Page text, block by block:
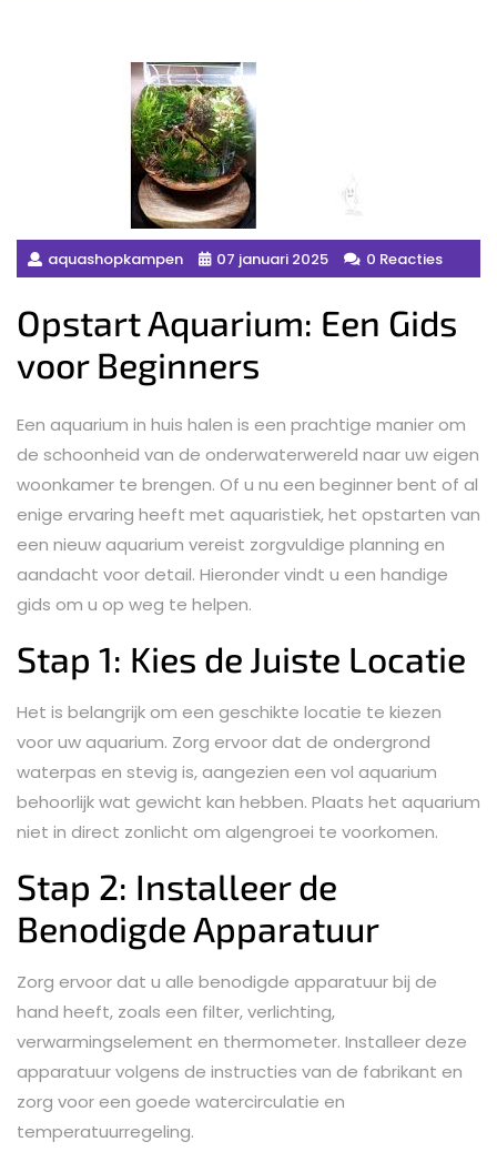
aquashopkampen 07 januari 2025 0 Reacties
Opstart Aquarium: Een Gids
voor Beginners
Een aquarium in huis halen is een prachtige manier om
de schoonheid van de onderwaterwereld naar uw eigen
woonkamer te brengen. Of u nu een beginner bent of al
enige ervaring heeft met aquaristiek, het opstarten van
een nieuw aquarium vereist zorgvuldige planning en
aandacht voor detail. Hieronder vindt u een handige
gids om u op weg te helpen.
Stap 1: Kies de Juiste Locatie
Het is belangrijk om een geschikte locatie te kiezen
voor uw aquarium. Zorg ervoor dat de ondergrond
waterpas en stevig is, aangezien een vol aquarium
behoorlijk wat gewicht kan hebben. Plaats het aquarium
niet in direct zonlicht om algengroei te voorkomen.
Stap 2: Installeer de
Benodigde Apparatuur
Zorg ervoor dat u alle benodigde apparatuur bij de
hand heeft, zoals een filter, verlichting,
verwarmingselement en thermometer. Installeer deze
apparatuur volgens de instructies van de fabrikant en
zorg voor een goede watercirculatie en
temperatuurregeling.